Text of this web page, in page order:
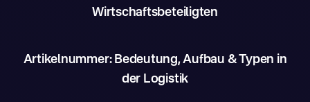
Wirtschaftsbeteiligten
Artikelnummer: Bedeutung, Aufbau & Typen in
der Logistik